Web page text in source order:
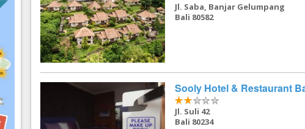
Jl. Saba, Banjar Gelumpang
Bali 80582
Sooly Hotel & Restaurant
Jl. Suli 42
Bali 80234